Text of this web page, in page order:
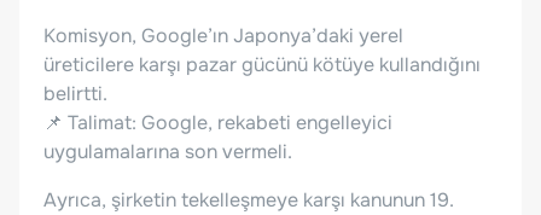
Komisyon, Google’ın Japonya’daki yerel
üreticilere karşı pazar gücünü kötüye kullandığını
belirtti.
📌 Talimat: Google, rekabeti engelleyici
uygulamalarına son vermeli.
Ayrıca, şirketin tekelleşmeye karşı kanunun 19.